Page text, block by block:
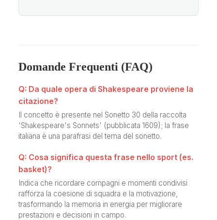
Domande Frequenti (FAQ)
Q: Da quale opera di Shakespeare proviene la
citazione?
Il concetto è presente nel Sonetto 30 della raccolta
'Shakespeare's Sonnets' (pubblicata 1609); la frase
italiana è una parafrasi del tema del sonetto.
Q: Cosa significa questa frase nello sport (es.
basket)?
Indica che ricordare compagni e momenti condivisi
rafforza la coesione di squadra e la motivazione,
trasformando la memoria in energia per migliorare
prestazioni e decisioni in campo.